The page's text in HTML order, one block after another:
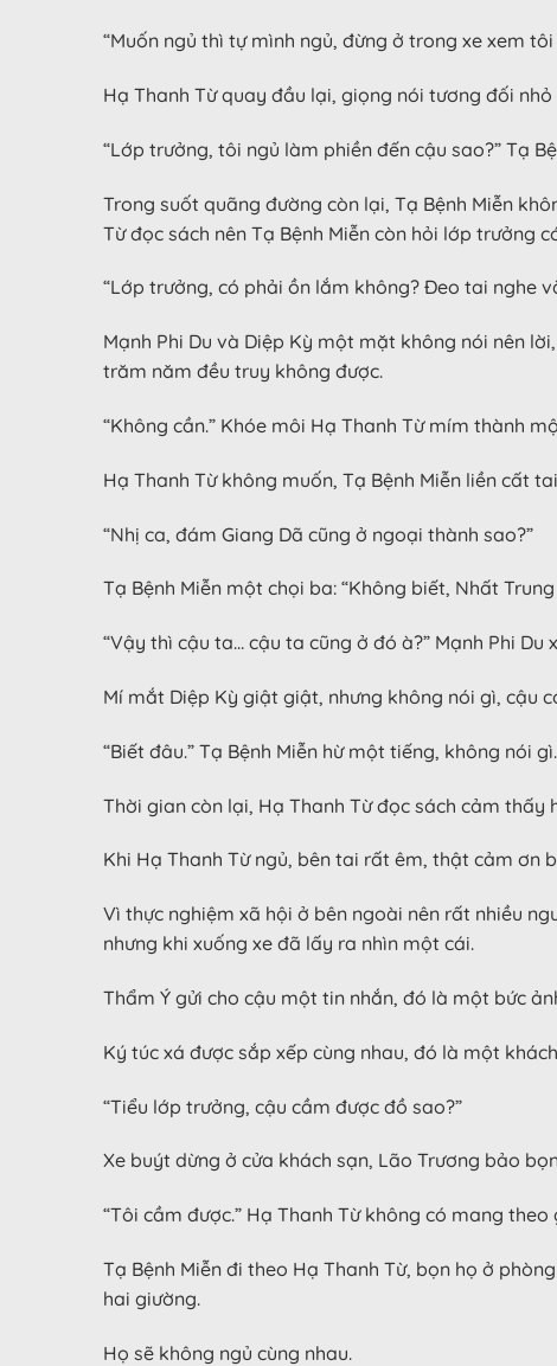
“Muốn ngủ thì tự mình ngủ, đừng ở trong xe xem tôi
Hạ Thanh Từ quay đầu lại, giọng nói tương đối
“Lớp trưởng, tôi ngủ làm phiền đến cậu sao?” Tạ
Trong suốt quãng đường còn lại, Tạ Bệnh Miễn
Từ đọc sách nên Tạ Bệnh Miễn còn hỏi lớp trưởng
“Lớp trưởng, có phải ồn lắm không? Đeo tai nghe
Mạnh Phi Du và Diệp Kỳ một mặt không nói nên
trăm năm đều truy không được.
“Không cần.” Khóe môi Hạ Thanh Từ mím thành
Hạ Thanh Từ không muốn, Tạ Bệnh Miễn liền cất
“Nhị ca, đám Giang Dã cũng ở ngoại thành sao?”
Tạ Bệnh Miễn một chọi ba: “Không biết, Nhất
“Vậy thì cậu ta… cậu ta cũng ở đó à?” Mạnh Phi
Mí mắt Diệp Kỳ giật giật, nhưng không nói gì, cậu
“Biết đâu.” Tạ Bệnh Miễn hừ một tiếng, không nói gì.
Thời gian còn lại, Hạ Thanh Từ đọc sách cảm
Khi Hạ Thanh Từ ngủ, bên tai rất êm, thật cảm ơn
Vì thực nghiệm xã hội ở bên ngoài nên rất nhiều
nhưng khi xuống xe đã lấy ra nhìn một cái.
Thẩm Ý gửi cho cậu một tin nhắn, đó là một bức
Ký túc xá được sắp xếp cùng nhau, đó là một
“Tiểu lớp trưởng, cậu cầm được đồ sao?”
Xe buýt dừng ở cửa khách sạn, Lão Trương bảo
“Tôi cầm được.” Hạ Thanh Từ không có mang
Tạ Bệnh Miễn đi theo Hạ Thanh Từ, bọn họ ở
hai giường.
Họ sẽ không ngủ cùng nhau.